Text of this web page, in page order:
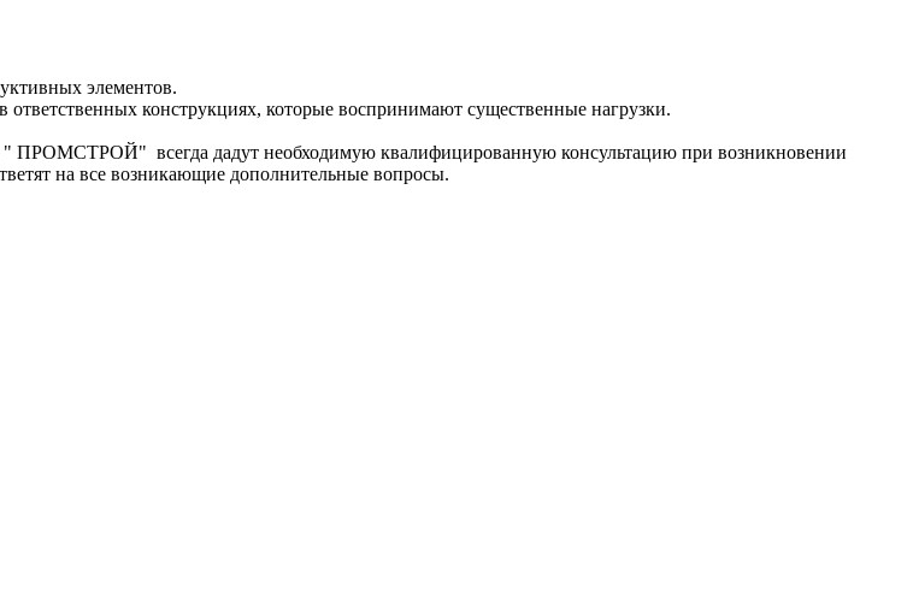
элементов.
ответственных конструкциях, которые воспринимают существенные нагрузки.
ПРОМСТРОЙ" всегда дадут необходимую квалифицированную консультацию при возникновении
на все возникающие дополнительные вопросы.